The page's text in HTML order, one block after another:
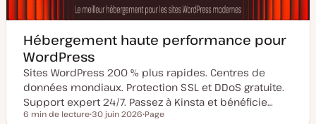
Hébergement haute performance pour
WordPress
Sites WordPress 200 % plus rapides. Centres de
données mondiaux. Protection SSL et DDoS gratuite.
Support expert 24/7. Passez à Kinsta et bénéficie…
Temps de lecture
6 min de lecture 30 juin 2026 Page